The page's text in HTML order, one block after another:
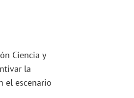
Ciencia y
la
el escenario